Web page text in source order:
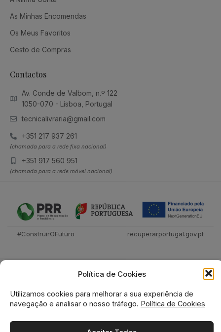
Política de Cookies
Utilizamos cookies para melhorar a sua experiência de
navegação e analisar o nosso tráfego. Política de Cookies
As Minhas Encomendas
Os Meus Favoritos
Cesto de Compras
Contactos
Av. Conde de Valbom, n.º 122
1050-070 - Lisboa, Portugal
tecnicalivraria@gmail.com
+351 217 937 261
(chamada para a rede fixa nacional)
+351 917 560 951
(chamada para a rede móvel nacional)
#ConstruirOFuturo recuperarportugal.gov.pt